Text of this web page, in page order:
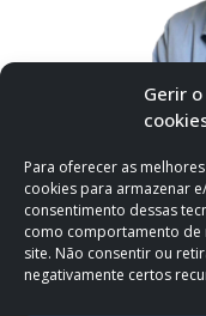
Gerir
Para oferecer as
cookies para armazenar
consentimento dessas
como comportamento de
site. Não consentir ou
negativamente certos